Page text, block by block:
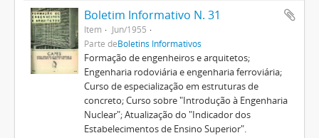
Boletim Informativo N. 31
Item
Jun/1955
Parte deBoletins Informativos
Formação de engenheiros e arquitetos;
Engenharia rodoviária e engenharia ferroviária;
Curso de especialização em estruturas de
concreto; Curso sobre "Introdução à Engenharia
Nuclear"; Atualização do "Indicador dos
Estabelecimentos de Ensino Superior".